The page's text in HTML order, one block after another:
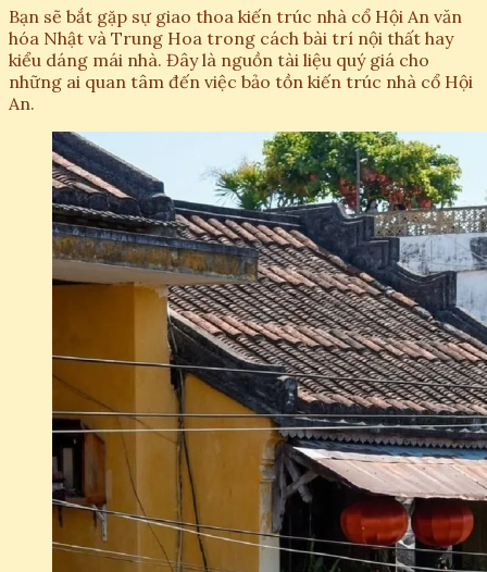
Bạn sẽ bắt gặp sự giao thoa kiến trúc nhà cổ Hội An văn
hóa Nhật và Trung Hoa trong cách bài trí nội thất hay
kiểu dáng mái nhà. Đây là nguồn tài liệu quý giá cho
những ai quan tâm đến việc bảo tồn kiến trúc nhà cổ Hội
An.